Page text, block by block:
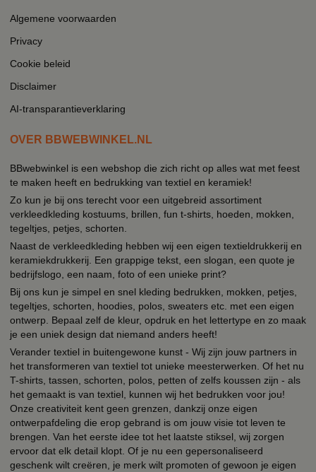
Algemene voorwaarden
Privacy
Cookie beleid
Disclaimer
AI-transparantieverklaring
OVER BBWEBWINKEL.NL
BBwebwinkel is een webshop die zich richt op alles wat met feest
te maken heeft en bedrukking van textiel en keramiek!
Zo kun je bij ons terecht voor een uitgebreid assortiment
verkleedkleding kostuums, brillen, fun t-shirts, hoeden, mokken,
tegeltjes, petjes, schorten.
Naast de verkleedkleding hebben wij een eigen textieldrukkerij en
keramiekdrukkerij. Een grappige tekst, een slogan, een quote je
bedrijfslogo, een naam, foto of een unieke print?
Bij ons kun je simpel en snel kleding bedrukken, mokken, petjes,
tegeltjes, schorten, hoodies, polos, sweaters etc. met een eigen
ontwerp. Bepaal zelf de kleur, opdruk en het lettertype en zo maak
je een uniek design dat niemand anders heeft!
Verander textiel in buitengewone kunst - Wij zijn jouw partners in
het transformeren van textiel tot unieke meesterwerken. Of het nu
T-shirts, tassen, schorten, polos, petten of zelfs koussen zijn - als
het gemaakt is van textiel, kunnen wij het bedrukken voor jou!
Onze creativiteit kent geen grenzen, dankzij onze eigen
ontwerpafdeling die erop gebrand is om jouw visie tot leven te
brengen. Van het eerste idee tot het laatste stiksel, wij zorgen
ervoor dat elk detail klopt. Of je nu een gepersonaliseerd
geschenk wilt creëren, je merk wilt promoten of gewoon je eigen